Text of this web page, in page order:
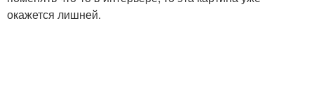
окажется лишней.